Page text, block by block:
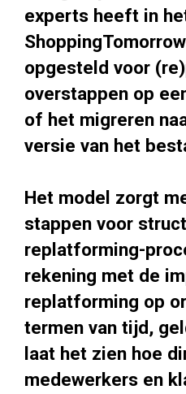
experts heeft in
opgesteld voor
overstappen op
of het migreren
versie van het
Het model zorgt
stappen voor
replatforming-
rekening met de
replatforming op
termen van tijd,
laat het zien hoe
medewerkers en